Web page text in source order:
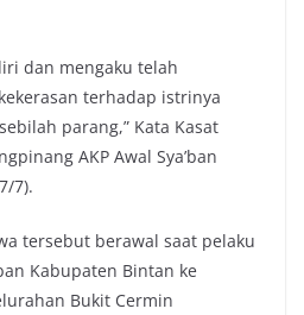
dan mengaku telah
terhadap istrinya
parang,” Kata Kasat
AKP Awal Sya’ban
7).
tersebut berawal saat pelaku
Kabupaten Bintan ke
Bukit Cermin